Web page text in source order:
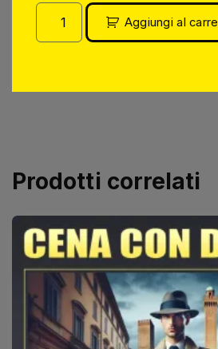
Aggiungi al
Prodotti correlati